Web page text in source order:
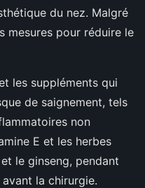
du nez. Malgré
mesures pour réduire le
les suppléments qui
de saignement, tels
non
E et les herbes
le ginseng, pendant
la chirurgie.